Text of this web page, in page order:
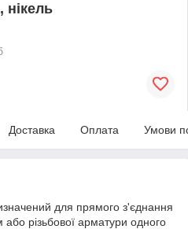
Доставка Оплата Умови
для прямого з'єднання
або різьбової арматури одного